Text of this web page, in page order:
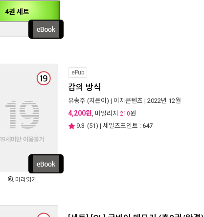
4권 세트
미리읽기
ePub
갑의 방식
유송주 (지은이) | 이지콘텐츠 | 2022년 12월
4,200원, 마일리지 210원
9.3 (51) | 세일즈포인트 : 647